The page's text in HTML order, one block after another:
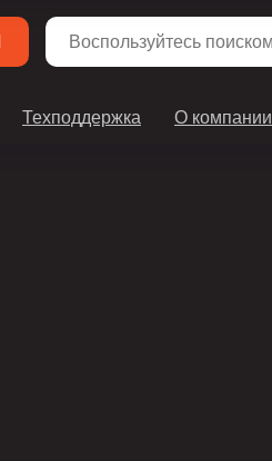
Техподдержка О компании